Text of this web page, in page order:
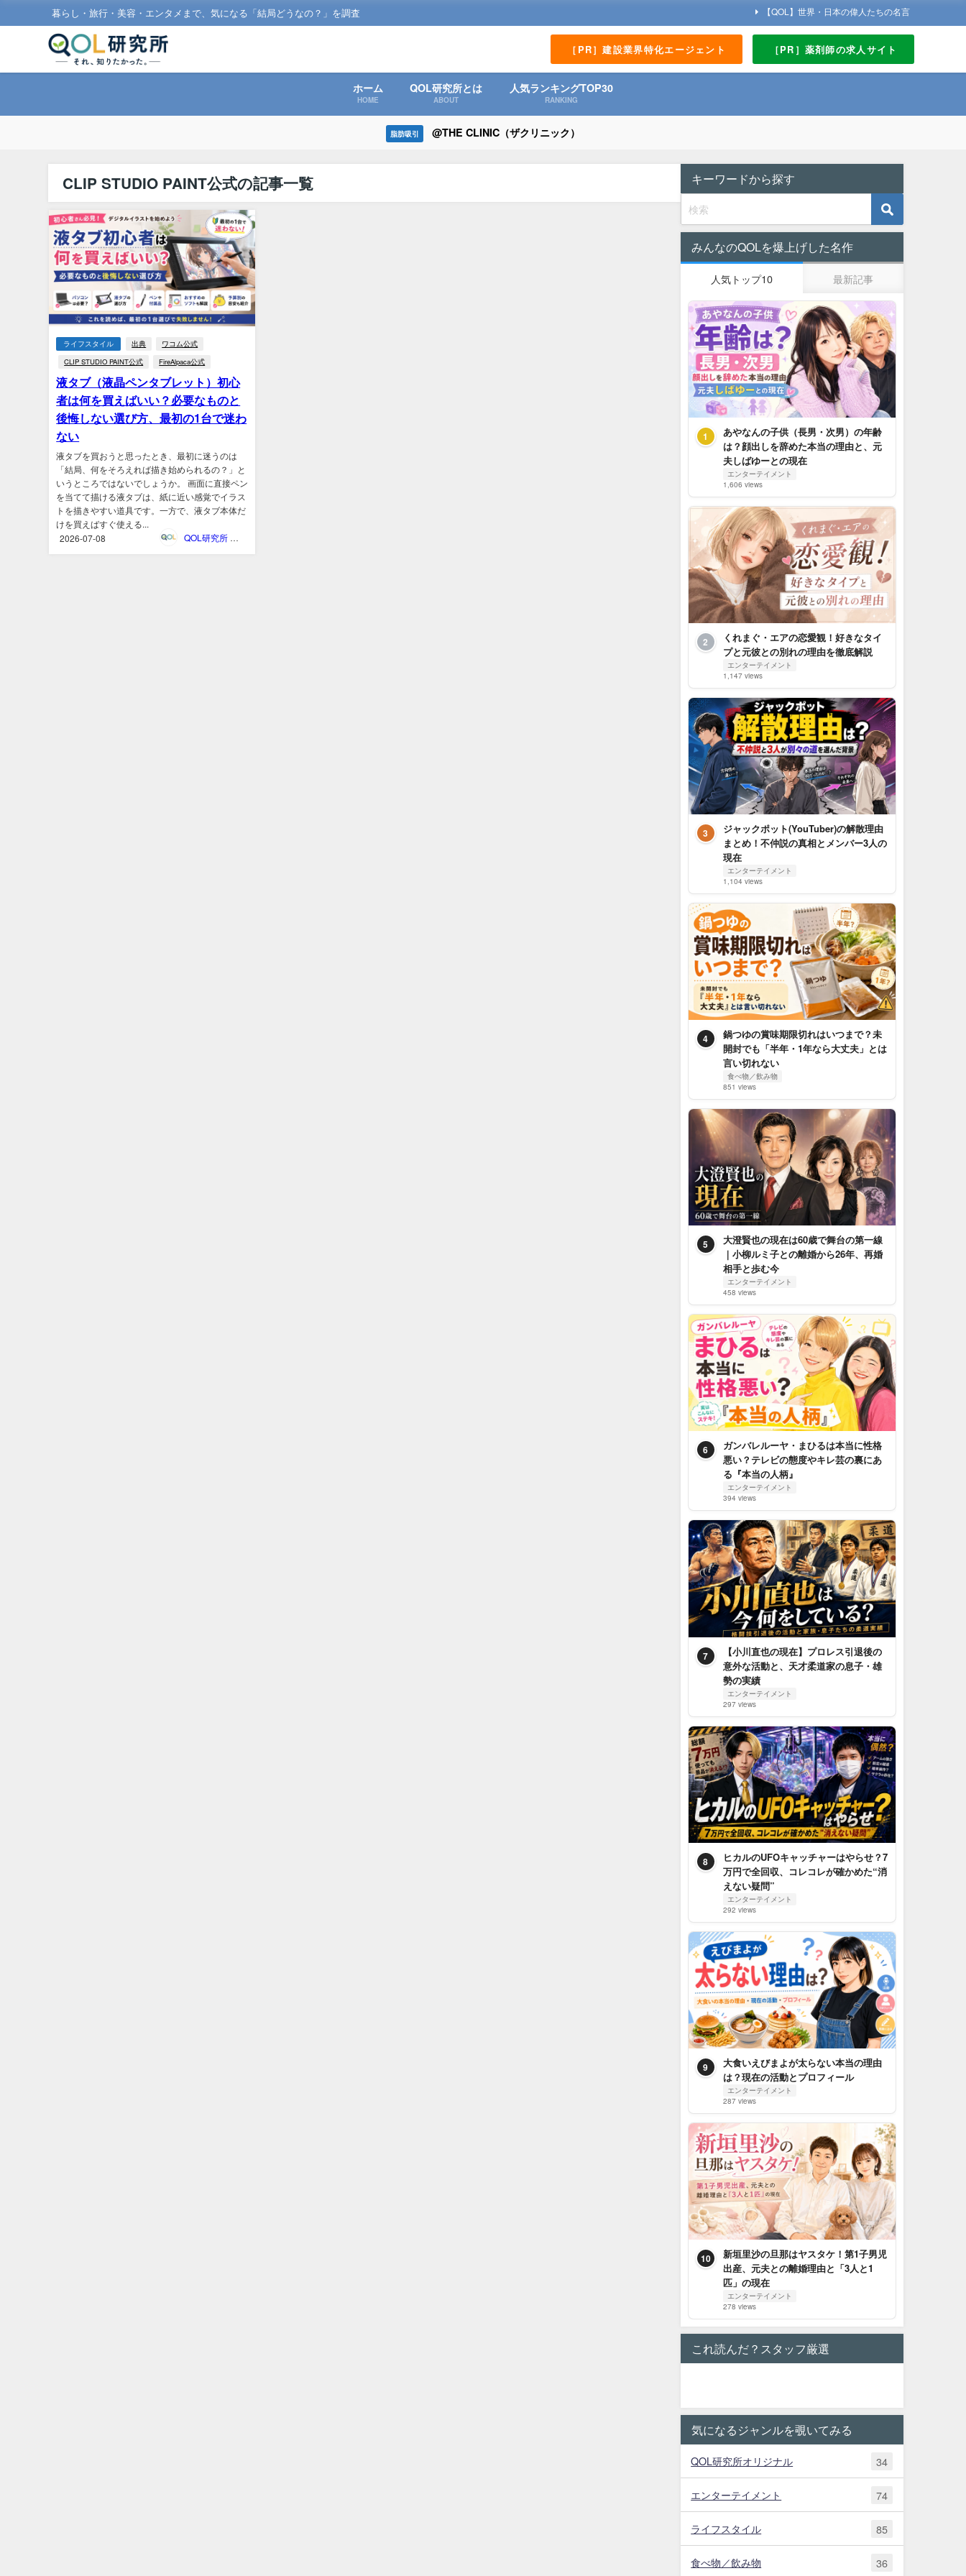
暮らし・旅行・美容・エンタメまで、気になる「結局どうなの？」を調査 【QOL】世界・日本の偉人たちの名言
［PR］建設業界特化エージェント ［PR］薬剤師の求人サイト
ホーム
HOME
QOL研究所とは
ABOUT
人気ランキングTOP30
RANKING
脂肪吸引 @THE CLINIC（ザクリニック）
CLIP STUDIO PAINT公式の記事一覧
ライフスタイル 出典
ワコム公式
CLIP STUDIO PAINT公式
FireAlpaca公式
液タブ（液晶ペンタブレット）初心
者は何を買えばいい？必要なものと
後悔しない選び方、最初の1台で迷わ
ない
液タブを買おうと思ったとき、最初に迷うのは
「結局、何をそろえれば描き始められるの？」と
いうところではないでしょうか。 画面に直接ペン
を当てて描ける液タブは、紙に近い感覚でイラス
トを描きやすい道具です。一方で、液タブ本体だ
けを買えばすぐ使える...
2026-07-08
QOL研究所 ウェブマガジン
キーワードから探す
みんなのQOLを爆上げした名作
人気トップ10 最新記事
1
あやなんの子供（長男・次男）の年齢
は？顔出しを辞めた本当の理由と、元
夫しばゆーとの現在
エンターテイメント
1,606 views
2
くれまぐ・エアの恋愛観！好きなタイ
プと元彼との別れの理由を徹底解説
エンターテイメント
1,147 views
3
ジャックポット(YouTuber)の解散理由
まとめ！不仲説の真相とメンバー3人の
現在
エンターテイメント
1,104 views
4
鍋つゆの賞味期限切れはいつまで？未
開封でも「半年・1年なら大丈夫」とは
言い切れない
食べ物／飲み物
851 views
5
大澄賢也の現在は60歳で舞台の第一線
｜小柳ルミ子との離婚から26年、再婚
相手と歩む今
エンターテイメント
458 views
6
ガンバレルーヤ・まひるは本当に性格
悪い？テレビの態度やキレ芸の裏にあ
る『本当の人柄』
エンターテイメント
394 views
7
【小川直也の現在】プロレス引退後の
意外な活動と、天才柔道家の息子・雄
勢の実績
エンターテイメント
297 views
8
ヒカルのUFOキャッチャーはやらせ？7
万円で全回収、コレコレが確かめた“消
えない疑問”
エンターテイメント
292 views
9
大食いえびまよが太らない本当の理由
は？現在の活動とプロフィール
エンターテイメント
287 views
10
新垣里沙の旦那はヤスタケ！第1子男児
出産、元夫との離婚理由と「3人と1
匹」の現在
エンターテイメント
278 views
これ読んだ？スタッフ厳選
気になるジャンルを覗いてみる
QOL研究所オリジナル 34
エンターテイメント 74
ライフスタイル 85
食べ物／飲み物 36